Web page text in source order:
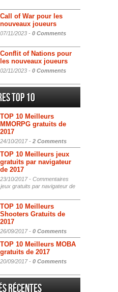
Call of War pour les
nouveaux joueurs
07/11/2023 - 0 Comments
Conflit of Nations pour
les nouveaux joueurs
02/11/2023 - 0 Comments
Top 10
TOP 10 Meilleurs
MMORPG gratuits de
2017
24/10/2017 - 2 Comments
TOP 10 Meilleurs jeux
gratuits par navigateur
de 2017
23/10/2017 - Commentaires
gratuits par navigateur de
TOP 10 Meilleurs
Shooters Gratuits de
2017
26/09/2017 - 0 Comments
TOP 10 Meilleurs MOBA
gratuits de 2017
20/09/2017 - 0 Comments
Récentes